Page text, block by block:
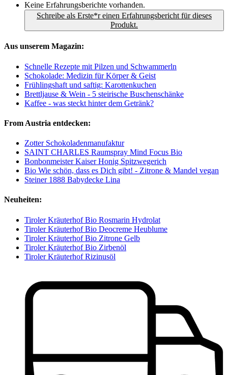
Keine Erfahrungsberichte vorhanden.
Schreibe als Erste*r einen Erfahrungsbericht für dieses
Produkt.
Aus unserem Magazin:
Schnelle Rezepte mit Pilzen und Schwammerln
Schokolade: Medizin für Körper & Geist
Frühlingshaft und saftig: Karottenkuchen
Brettljause & Wein - 5 steirische Buschenschänke
Kaffee - was steckt hinter dem Getränk?
From Austria entdecken:
Zotter Schokoladenmanufaktur
SAINT CHARLES Raumspray Mind Focus Bio
Bonbonmeister Kaiser Honig Spitzwegerich
Bio Wie schön, dass es Dich gibt! - Zitrone & Mandel vegan
Steiner 1888 Babydecke Lina
Neuheiten:
Tiroler Kräuterhof Bio Rosmarin Hydrolat
Tiroler Kräuterhof Bio Deocreme Heublume
Tiroler Kräuterhof Bio Zitrone Gelb
Tiroler Kräuterhof Bio Zirbenöl
Tiroler Kräuterhof Rizinusöl